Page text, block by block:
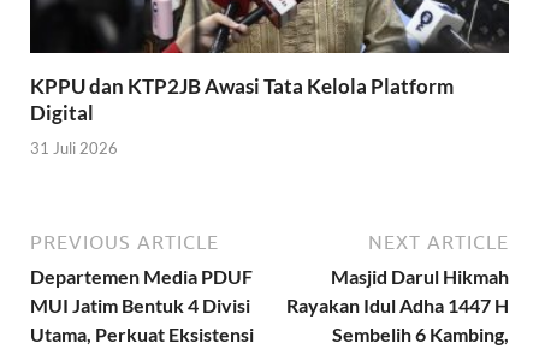
KPPU dan KTP2JB Awasi Tata Kelola Platform
Digital
31 Juli 2026
PREVIOUS ARTICLE
Departemen Media PDUF
MUI Jatim Bentuk 4 Divisi
Utama, Perkuat Eksistensi
NEXT ARTICLE
Masjid Darul Hikmah
Rayakan Idul Adha 1447 H
Sembelih 6 Kambing,